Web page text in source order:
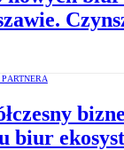
biur